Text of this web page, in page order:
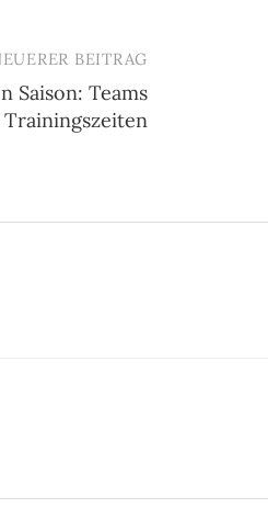
BEITRAG
Saison: Teams
Trainingszeiten